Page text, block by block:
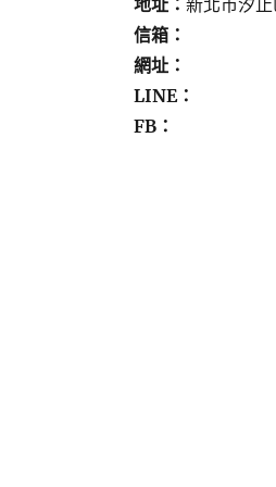
地址： 新北市汐
信箱：
網址：
LINE：
FB：